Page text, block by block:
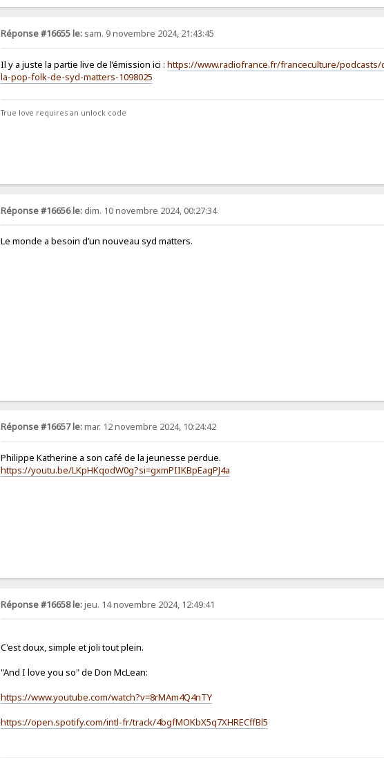
Réponse #16655 le: sam. 9 novembre 2024, 21:43:45
Il y a juste la partie live de l’émission ici :https://www.radiofrance.fr/franceculture/
la-pop-folk-de-syd-matters-1098025
True love requires an unlock code
Réponse #16656 le: dim. 10 novembre 2024, 00:27:34
Le monde a besoin d’un nouveau syd matters.
Réponse #16657 le:mar. 12 novembre 2024, 10:24:42
Philippe Katherine a son café de la jeunesse perdue.
https://youtu.be/LKpHKqodW0g?si=gxmPIIKBpEagPJ4a
Réponse #16658 le:jeu. 14 novembre 2024, 12:49:41
C'est doux, simple et joli tout plein.
"And I love you so" de Don McLean:
https://www.youtube.com/watch?v=8rMAm4Q4nTY
https://open.spotify.com/intl-fr/track/4bgfMOKbX5q7XHRECffBl5